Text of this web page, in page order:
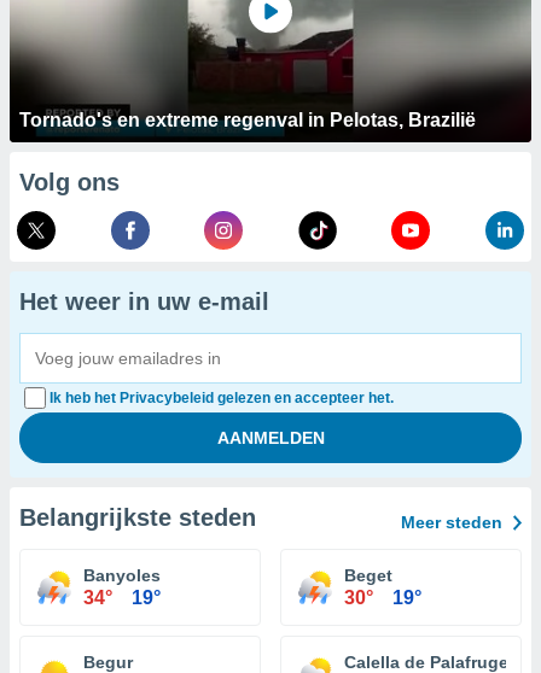
Tornado's en extreme regenval in Pelotas, Brazilië
Volg ons
Het weer in uw e-mail
Ik heb het Privacybeleid gelezen en accepteer het.
Belangrijkste steden Meer steden
Banyoles
34° 19°
Beget
30° 19°
Begur Calella de Palafrugell